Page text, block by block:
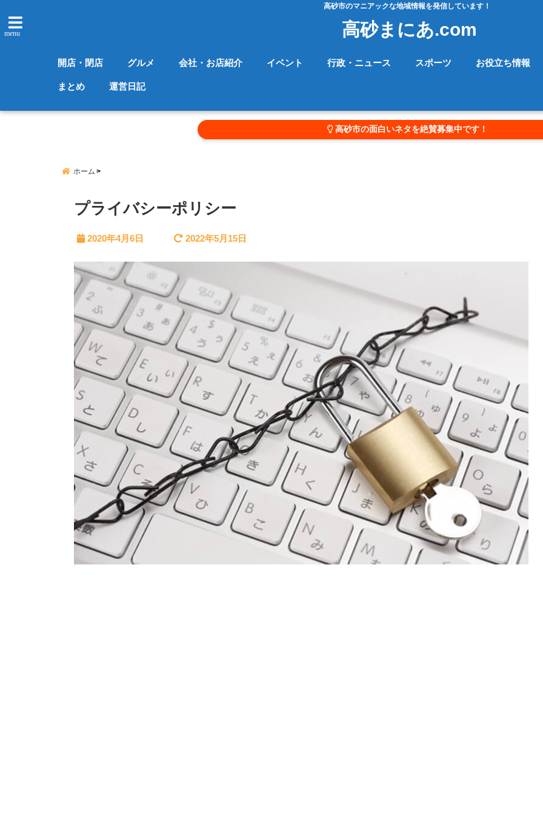
高砂市のマニアックな地域情報を発信しています！
menu 高砂まにあ.com
開店・閉店 グルメ 会社・お店紹介 イベント 行政・ニュース スポーツ お役立ち情報
まとめ 運営日記
高砂市の面白いネタを絶賛募集中です！
ホーム
プライバシーポリシー
2020年4月6日 2022年5月15日